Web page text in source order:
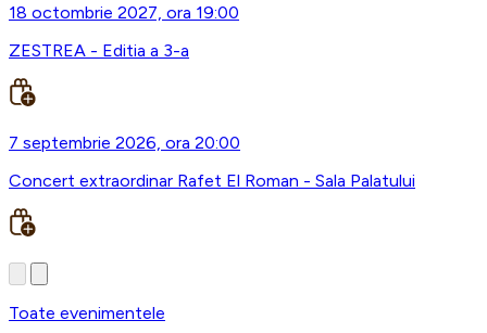
18 octombrie 2027, ora 19:00
ZESTREA - Editia a 3-a
7 septembrie 2026, ora 20:00
Concert extraordinar Rafet El Roman - Sala Palatului
Toate evenimentele